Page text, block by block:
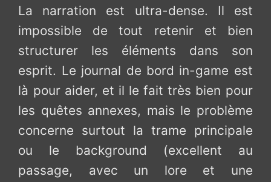
La narration est ultra-dense. Il est
impossible de tout retenir et bien
structurer les éléments dans son
esprit. Le journal de bord in-game est
là pour aider, et il le fait très bien pour
les quêtes annexes, mais le problème
concerne surtout la trame principale
ou le background (excellent au
passage, avec un lore et une